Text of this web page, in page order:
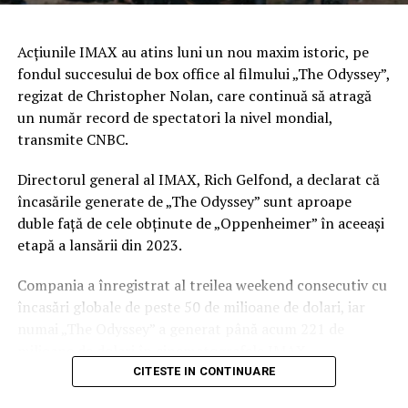
chiar și în medii solicitante, fără să cedeze la
și 48 de metri cubi pe oră, aceste motopompe pot
deservi atât grădini de mici dimensiuni, cât și suprafețe
agricole extinse sau aplicații industriale, iar flexibilitatea
lor le face ideale pentru orice tip de lucrare.
condiții dificile, fiind ușor de întreținut și eficientă din
punct de vedere al consumului. Este alegerea ideală
pentru irigații prin coloane sau alimentarea rezervelor
de apă acolo unde sursa este la distanță. Unele dintre
refulare de înaltă calitate, însă acestea pot fi
achiziționate și separat, în funcție de nevoile specifice.
Acţiunile IMAX au atins luni un nou maxim istoric, pe
fondul succesului de box office al filmului „The Odyssey”,
regizat de Christopher Nolan, care continuă să atragă
un număr record de spectatori la nivel mondial,
transmite CNBC.
Directorul general al IMAX, Rich Gelfond, a declarat că
încasările generate de „The Odyssey” sunt aproape
duble faţă de cele obţinute de „Oppenheimer” în aceeaşi
etapă a lansării din 2023.
Compania a înregistrat al treilea weekend consecutiv cu
încasări globale de peste 50 de milioane de dolari, iar
reprezentând aproape un sfert din încasările totale ale
CITESTE IN CONTINUARE